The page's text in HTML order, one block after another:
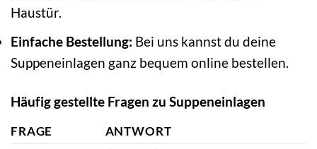
Haustür.
Einfache Bestellung: Bei uns kannst du deine
Suppeneinlagen ganz bequem online bestellen.
Häufig gestellte Fragen zu Suppeneinlagen
FRAGE ANTWORT